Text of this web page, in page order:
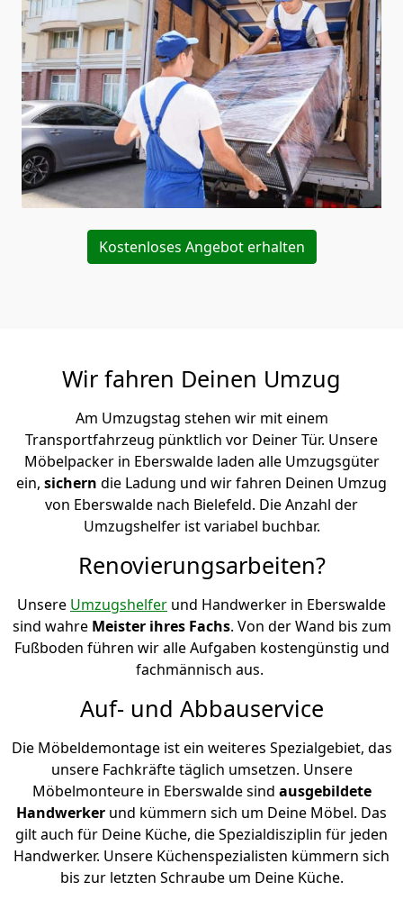
Kostenloses Angebot erhalten
Wir fahren Deinen Umzug
Am Umzugstag stehen wir mit einem
Transportfahrzeug pünktlich vor Deiner Tür. Unsere
Möbelpacker in Eberswalde laden alle Umzugsgüter
ein, sichern die Ladung und wir fahren Deinen Umzug
von Eberswalde nach Bielefeld. Die Anzahl der
Umzugshelfer ist variabel buchbar.
Renovierungsarbeiten?
Unsere Umzugshelfer und Handwerker in Eberswalde
sind wahre Meister ihres Fachs. Von der Wand bis zum
Fußboden führen wir alle Aufgaben kostengünstig und
fachmännisch aus.
Auf- und Abbauservice
Die Möbeldemontage ist ein weiteres Spezialgebiet, das
unsere Fachkräfte täglich umsetzen. Unsere
Möbelmonteure in Eberswalde sind ausgebildete
Handwerker und kümmern sich um Deine Möbel. Das
gilt auch für Deine Küche, die Spezialdisziplin für jeden
Handwerker. Unsere Küchenspezialisten kümmern sich
bis zur letzten Schraube um Deine Küche.